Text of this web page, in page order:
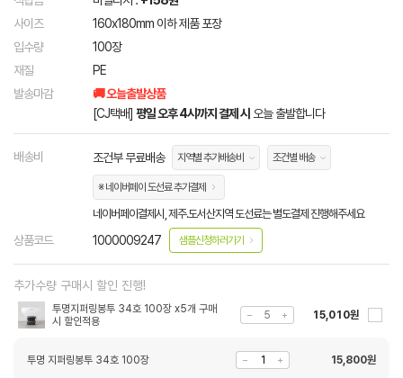
사이즈
160x180mm 이하 제품 포장
입수량
100장
재질
PE
발송마감
🚚 오늘출발상품
[CJ택배] 평일 오후 4시까지 결제 시 오늘 출발합니다
배송비 조건부 무료배송 지역별 추가배송비 조건별 배송
※ 네이버페이 도선료 추가결제
네이버페이결제시, 제주.도서산지역 도선료는 별도결제 진행해주세요
상품코드 1000009247 샘플신청하러가기
추가수량 구매시 할인 진행!
투명지퍼링봉투 34호 100장 x5개 구매
시 할인적용
15,010원
투명 지퍼링봉투 34호 100장 15,800원